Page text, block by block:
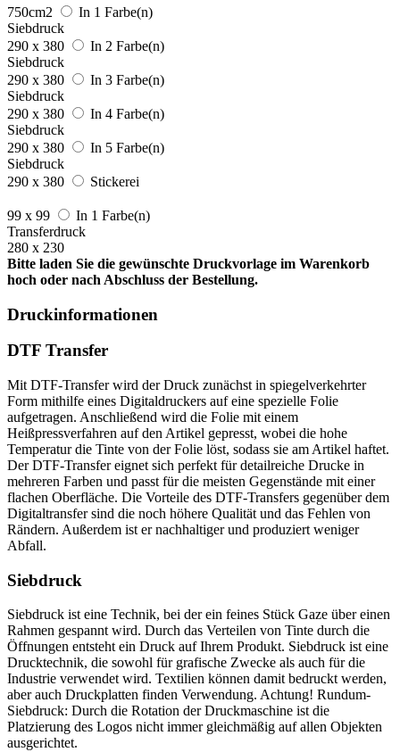
750cm2
In 1 Farbe(n)
Siebdruck
290 x 380
In 2 Farbe(n)
Siebdruck
290 x 380
In 3 Farbe(n)
Siebdruck
290 x 380
In 4 Farbe(n)
Siebdruck
290 x 380
In 5 Farbe(n)
Siebdruck
290 x 380
Stickerei
99 x 99
In 1 Farbe(n)
Transferdruck
280 x 230
Bitte laden Sie die gewünschte Druckvorlage im Warenkorb
hoch oder nach Abschluss der Bestellung.
Druckinformationen
DTF Transfer
Mit DTF-Transfer wird der Druck zunächst in spiegelverkehrter
Form mithilfe eines Digitaldruckers auf eine spezielle Folie
aufgetragen. Anschließend wird die Folie mit einem
Heißpressverfahren auf den Artikel gepresst, wobei die hohe
Temperatur die Tinte von der Folie löst, sodass sie am Artikel haftet.
Der DTF-Transfer eignet sich perfekt für detailreiche Drucke in
mehreren Farben und passt für die meisten Gegenstände mit einer
flachen Oberfläche. Die Vorteile des DTF-Transfers gegenüber dem
Digitaltransfer sind die noch höhere Qualität und das Fehlen von
Rändern. Außerdem ist er nachhaltiger und produziert weniger
Abfall.
Siebdruck
Siebdruck ist eine Technik, bei der ein feines Stück Gaze über einen
Rahmen gespannt wird. Durch das Verteilen von Tinte durch die
Öffnungen entsteht ein Druck auf Ihrem Produkt. Siebdruck ist eine
Drucktechnik, die sowohl für grafische Zwecke als auch für die
Industrie verwendet wird. Textilien können damit bedruckt werden,
aber auch Druckplatten finden Verwendung. Achtung! Rundum-
Siebdruck: Durch die Rotation der Druckmaschine ist die
Platzierung des Logos nicht immer gleichmäßig auf allen Objekten
ausgerichtet.